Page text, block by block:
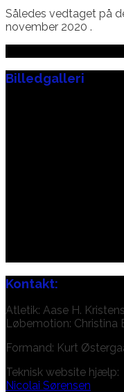
Således vedtaget på
november 2020 .
Billedgalleri
Kontakt:
Atletik: Aase H.
Løbemotion: Christina
Formand: Kurt
Teknisk website hjælp:
Nicolai Sørensen